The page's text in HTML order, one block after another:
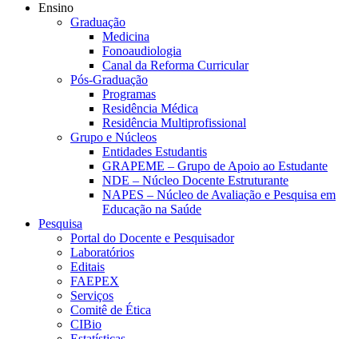
Ensino
Graduação
Medicina
Fonoaudiologia
Canal da Reforma Curricular
Pós-Graduação
Programas
Residência Médica
Residência Multiprofissional
Grupo e Núcleos
Entidades Estudantis
GRAPEME – Grupo de Apoio ao Estudante
NDE – Núcleo Docente Estruturante
NAPES – Núcleo de Avaliação e Pesquisa em
Educação na Saúde
Pesquisa
Portal do Docente e Pesquisador
Laboratórios
Editais
FAEPEX
Serviços
Comitê de Ética
CIBio